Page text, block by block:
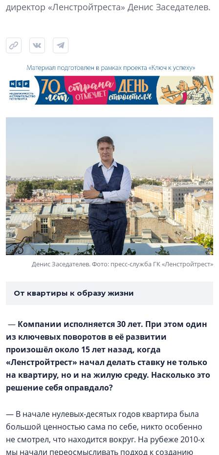
директор «Ленстройтреста» Денис Заседателев.
Денис Заседателев. Фото: пресс-служба ГК «Ленстройтрест»
От квартиры к образу жизни
— Компании исполняется 30 лет. При этом один
из ключевых поворотов в её развитии
произошёл около 15 лет назад, когда
«Ленстройтрест» начал делать ставку не только
на квартиру, но и на жилую среду. Насколько это
решение себя оправдало?
— В начале нулевых-десятых годов квартира была
большой ценностью сама по себе, никто особенно
не смотрел, что находится вокруг. На рубеже 2010-х
мы начали переосмысливать подход к созданию